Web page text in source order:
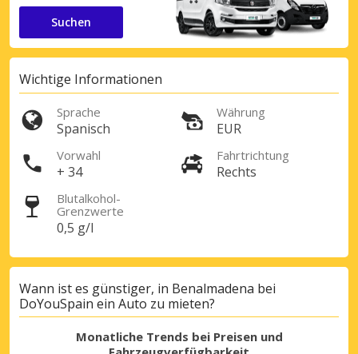
Suchen
Wichtige Informationen
Sprache
Spanisch
Währung
EUR
Vorwahl
+ 34
Fahrtrichtung
Rechts
Blutalkohol-
Grenzwerte
0,5 g/l
Wann ist es günstiger, in Benalmadena bei
DoYouSpain ein Auto zu mieten?
Monatliche Trends bei Preisen und